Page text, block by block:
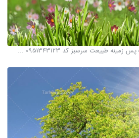
طبیعت سرسبز کد 0951343123 ...